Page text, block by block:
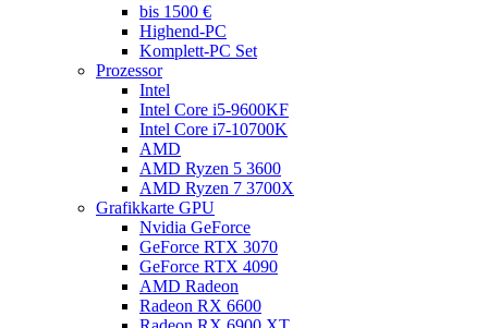
bis 1500 €
Highend-PC
Komplett-PC Set
Prozessor
Intel
Intel Core i5-9600KF
Intel Core i7-10700K
AMD
AMD Ryzen 5 3600
AMD Ryzen 7 3700X
Grafikkarte GPU
Nvidia GeForce
GeForce RTX 3070
GeForce RTX 4090
AMD Radeon
Radeon RX 6600